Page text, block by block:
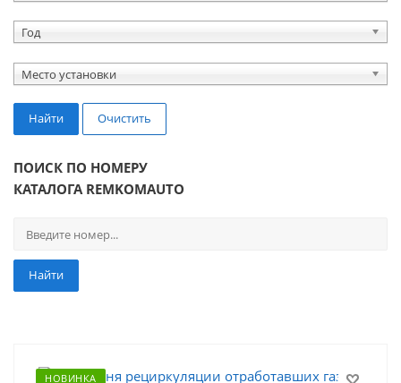
Год
Место установки
Найти Очистить
ПОИСК ПО НОМЕРУ
КАТАЛОГА REMKOMAUTO
Найти
НОВИНКА